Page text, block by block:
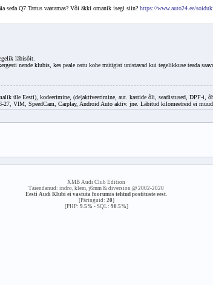
seda Q7 Tartus vaatamas? Või äkki omanik isegi siin?https://www.auto24.ee/
läbisõit.
nende klubis, kes peale ostu kohe müügist unistavad kui tegelikkuse teada
üle Eesti), kodeerimine, (de)aktiveerimine, aut. kastide õli, seadistused, DPF-i,
VIM, SpeedCam, Carplay, Android Auto aktiv. jne. Läbitud kilomeetreid ei
XMB Audi Club Edition
Täiendanud: indro, klem, j6mm & diversion @ 2002-2020
Eesti Audi Klubi ei vastuta foorumis tehtud postituste eest.
[Päringuid: 20]
[PHP: 9.5% - SQL: 90.5%]